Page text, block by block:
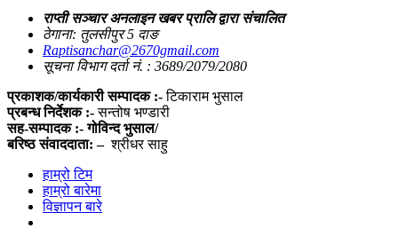
राप्ती सञ्चार अनलाइन खबर प्रालि द्वारा संचालित
ठेगाना: तुलसीपुर 5 दाङ
Raptisanchar@2670gmail.com
सूचना विभाग दर्ता नं. : 3689/2079/2080
प्रकाशक/कार्यकारी सम्पादक :-टिकाराम भुसाल
प्रबन्ध निर्देशक :-सन्तोष भण्डारी
सह-सम्पादक :- गोविन्द भुसाल/
बरिष्ठ संवाददाता: – श्रीधर साहु
हाम्रो टिम
हाम्रो बारेमा
विज्ञापन बारे